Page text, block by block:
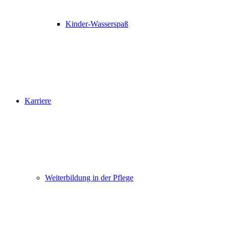
Kinder-Wasserspaß
Karriere
Weiterbildung in der Pflege